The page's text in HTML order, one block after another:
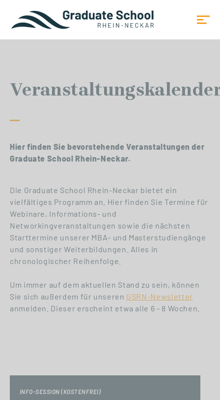
Hier finden Sie bevorstehende Veranstaltungen der
Graduate School Rhein-Neckar.
Die Graduate School Rhein-Neckar bietet ein
vielfältiges Programm an. Hier finden Sie Termine für
Webinare, Informations- und
Networkingveranstaltungen sowie die nächsten
Starttermine unserer MBA- und Masterstudiengänge
und sonstiger Weiterbildungen. Alles in
chronologischer Reihenfolge.
Um immer auf dem aktuellen Stand zu sein, können
Sie sich außerdem für unseren GSRN-Newsletter
anmelden. Dieser erscheint etwa alle 6 - 8 Wochen.
INFO-SESSION (KOSTENFREI)